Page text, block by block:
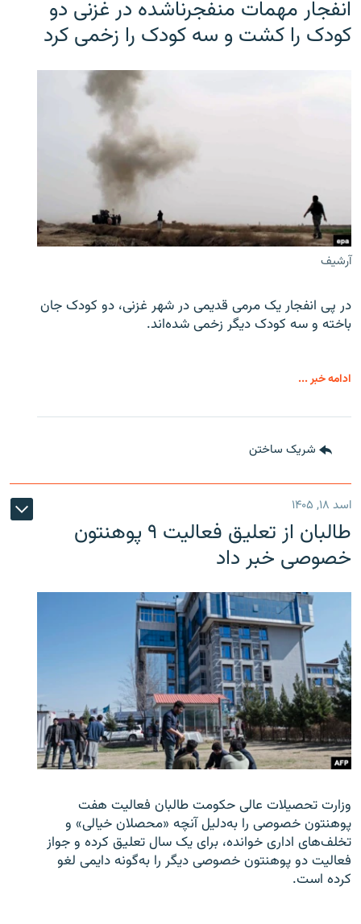
انفجار مهمات منفجرناشده در غزنی دو
کودک را کشت و سه کودک را زخمی کرد
آرشیف
در پی انفجار یک مرمی قدیمی در شهر غزنی، دو کودک جان
باخته و سه کودک دیگر زخمی شده‌اند.
ادامه خبر ...
شریک ساختن
اسد ۱۸, ۱۴۰۵
طالبان از تعلیق فعالیت ۹ پوهنتون
خصوصی خبر داد
وزارت تحصیلات عالی حکومت طالبان فعالیت هفت
پوهنتون خصوصی را به‌دلیل آنچه «محصلان خیالی» و
تخلف‌های اداری خوانده، برای یک سال تعلیق کرده و جواز
فعالیت دو پوهنتون خصوصی دیگر را به‌گونه دایمی لغو
کرده است.